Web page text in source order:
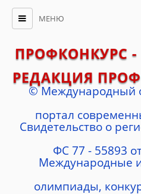
МЕНЮ
ПРОФКОНКУРС
РЕДАКЦИЯ
© Международный
портал
Cвидетельство о
ФС 77 - 55893
Международные
олимпиады,